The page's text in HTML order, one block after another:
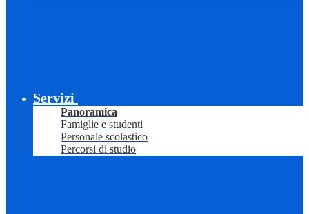
Servizi
Panoramica
Famiglie e studenti
Personale scolastico
Percorsi di studio